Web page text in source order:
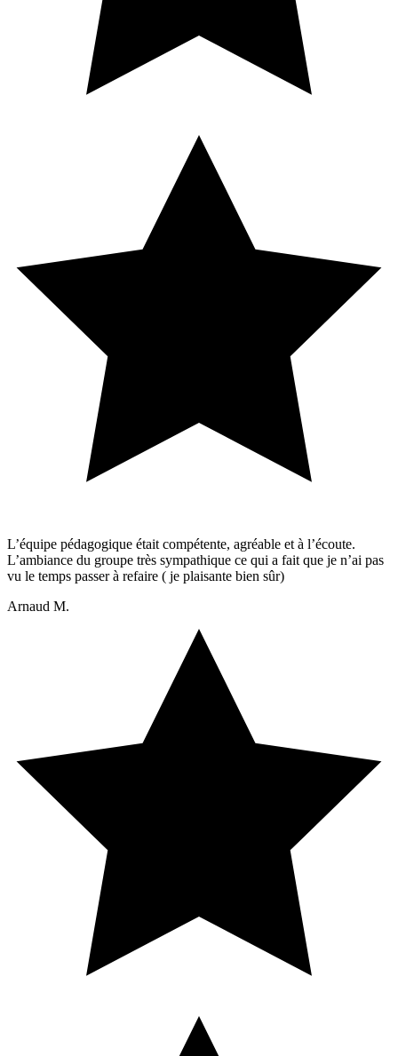
L’équipe pédagogique était compétente, agréable et à l’écoute.
L’ambiance du groupe très sympathique ce qui a fait que je n’ai pas
vu le temps passer à refaire ( je plaisante bien sûr)
Arnaud M.